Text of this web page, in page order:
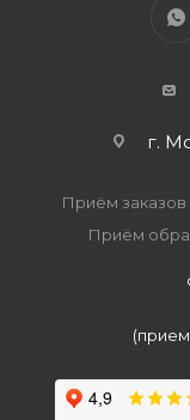
г.
Приём
Приём